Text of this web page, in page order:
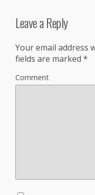
Leave a Reply
Your email address
fields are marked *
Comment